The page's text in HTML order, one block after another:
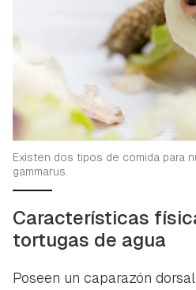
Existen dos tipos de comida para
gammarus.
Características
tortugas de agua
Poseen un caparazón